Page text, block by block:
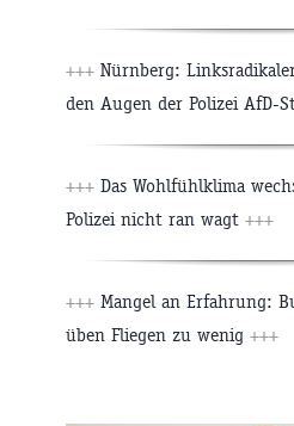
+++ Nürnberg:
den Augen der Polizei AfD-
+++ Das Wohlfühlklima
Polizei nicht ran wagt +++
+++ Mangel an Erfahrung:
üben Fliegen zu wenig +++